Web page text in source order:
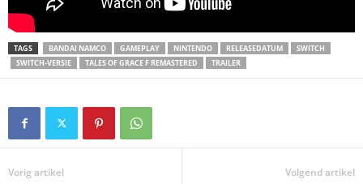
TAGS BANDAI NAMCO GAMEPLAY NINTENDO RELEASEDATUM
SWITCH
SWITCH-VERSIE
TALES OF GRACE F REMASTERED TRAILER
Vorig artikel Volgend artikel